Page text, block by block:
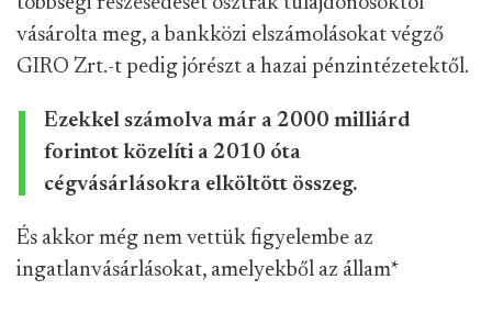
vásárolta meg, a bankközi elszámolásokat végző
GIRO Zrt.-t pedig jórészt a hazai pénzintézetektől.
Ezekkel számolva már a 2000 milliárd
forintot közelíti a 2010 óta
cégvásárlásokra elköltött összeg.
És akkor még nem vettük figyelembe az
ingatlanvásárlásokat, amelyekből az állam*